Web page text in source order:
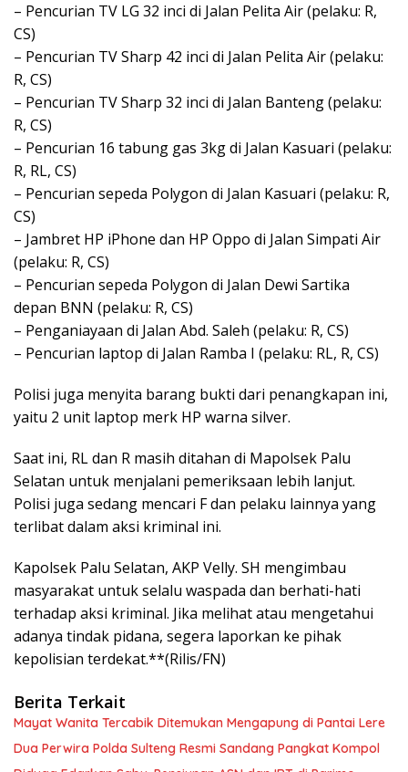
– Pencurian TV LG 32 inci di Jalan Pelita Air (pelaku: R,
CS)
– Pencurian TV Sharp 42 inci di Jalan Pelita Air (pelaku:
R, CS)
– Pencurian TV Sharp 32 inci di Jalan Banteng (pelaku:
R, CS)
– Pencurian 16 tabung gas 3kg di Jalan Kasuari (pelaku:
R, RL, CS)
– Pencurian sepeda Polygon di Jalan Kasuari (pelaku: R,
CS)
– Jambret HP iPhone dan HP Oppo di Jalan Simpati Air
(pelaku: R, CS)
– Pencurian sepeda Polygon di Jalan Dewi Sartika
depan BNN (pelaku: R, CS)
– Penganiayaan di Jalan Abd. Saleh (pelaku: R, CS)
– Pencurian laptop di Jalan Ramba I (pelaku: RL, R, CS)
Polisi juga menyita barang bukti dari penangkapan ini,
yaitu 2 unit laptop merk HP warna silver.
Saat ini, RL dan R masih ditahan di Mapolsek Palu
Selatan untuk menjalani pemeriksaan lebih lanjut.
Polisi juga sedang mencari F dan pelaku lainnya yang
terlibat dalam aksi kriminal ini.
Kapolsek Palu Selatan, AKP Velly. SH mengimbau
masyarakat untuk selalu waspada dan berhati-hati
terhadap aksi kriminal. Jika melihat atau mengetahui
adanya tindak pidana, segera laporkan ke pihak
kepolisian terdekat.**(Rilis/FN)
Berita Terkait
Mayat Wanita Tercabik Ditemukan Mengapung di Pantai Lere
Dua Perwira Polda Sulteng Resmi Sandang Pangkat Kompol